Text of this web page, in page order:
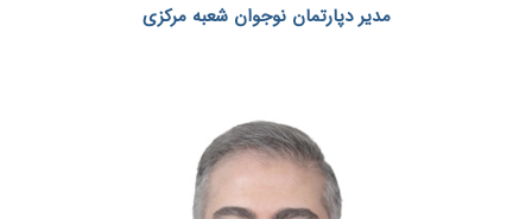
مدیر دپارتمان نوجوان شعبه مرکزی